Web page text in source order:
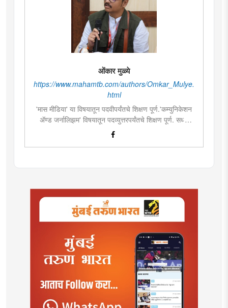
ओंकार मुळ्ये
https://www.mahamtb.com/authors/Omkar_Mulye.
html
'मास मीडिया' या विषयातून पदवीपर्यंतचे शिक्षण पूर्ण.'कम्युनिकेशन
ॲण्ड जर्नालिझम' विषयातून पदव्युत्तरपर्यंतचे शिक्षण पूर्ण. सध्या
दै.'मुंबई तरुण भारत'मध्ये वेब उपसंपादक म्हणून कार्यरत. लिखाण,
संगीत, वाचन, फोटोग्राफी, इ.ची आवड.लिवोग्राफी भाषाशैलीत